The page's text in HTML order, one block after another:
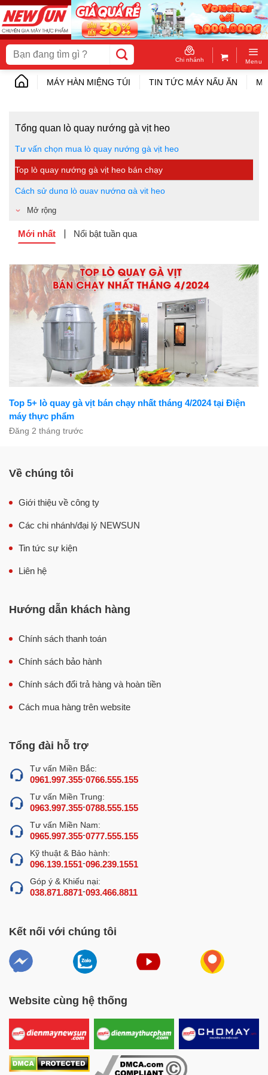
Skip
to
content
Tìm
kiếm:
Chi nhánh Menu
MÁY HÀN MIỆNG TÚI TIN TỨC MÁY NẤU ĂN
Tổng quan lò quay nướng gà vịt heo
Tư vấn chọn mua lò quay nướng gà vịt heo
Top lò quay nướng gà vịt heo bán chạy
Cách sử dụng lò quay nướng gà vịt heo
Kinh nghiệm kinh doanh quán gà, vịt quay
Hỏi đáp lò quay nướng gà vịt heo
Mở rộng
Mới nhất Nổi bật tuần qua
Top 5+ lò quay gà vịt bán chạy nhất tháng 4/2024 tại Điện
máy thực phẩm
Đăng 2 tháng trước
Về chúng tôi
Giới thiệu về công ty
Các chi nhánh/đại lý NEWSUN
Tin tức sự kiện
Liên hệ
Hướng dẫn khách hàng
Chính sách thanh toán
Chính sách bảo hành
Chính sách đổi trả hàng và hoàn tiền
Cách mua hàng trên website
Tổng đài hỗ trợ
Tư vấn Miền Bắc:
0961.997.355-0766.555.155
Tư vấn Miền Trung:
0963.997.355-0788.555.155
Tư vấn Miền Nam:
0965.997.355-0777.555.155
Kỹ thuật & Bảo hành:
096.139.1551-096.239.1551
Góp ý & Khiếu nại:
038.871.8871-093.466.8811
Kết nối với chúng tôi
Website cùng hệ thống